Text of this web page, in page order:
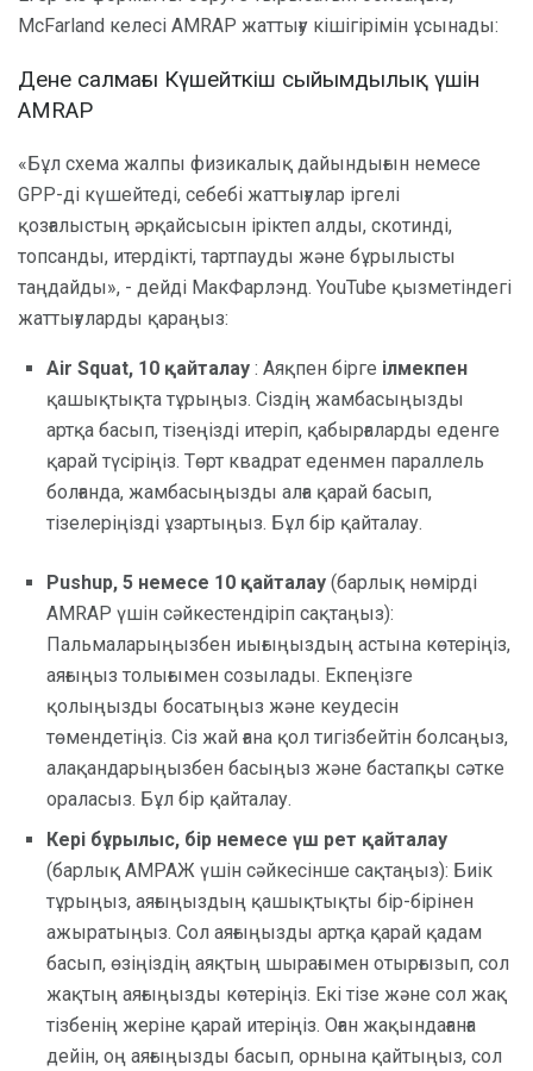
McFarland келесі AMRAP жаттығу кішігірімін ұсынады:
Дене салмағы Күшейткіш сыйымдылық үшін
AMRAP
«Бұл схема жалпы физикалық дайындығын немесе
GPP-ді күшейтеді, себебі жаттығулар іргелі
қозғалыстың әрқайсысын іріктеп алды, скотинді,
топсанды, итердікті, тартпауды және бұрылысты
таңдайды», - дейді МакФарлэнд. YouTube қызметіндегі
жаттығуларды қараңыз:
Air Squat, 10 қайталау : Аяқпен бірге ілмекпен
қашықтықта тұрыңыз. Сіздің жамбасыңызды
артқа басып, тізеңізді итеріп, қабырғаларды еденге
қарай түсіріңіз. Төрт квадрат еденмен параллель
болғанда, жамбасыңызды алға қарай басып,
тізелеріңізді ұзартыңыз. Бұл бір қайталау.
Pushup, 5 немесе 10 қайталау (барлық нөмірді
AMRAP үшін сәйкестендіріп сақтаңыз):
Пальмаларыңызбен иығыңыздың астына көтеріңіз,
аяғыңыз толығымен созылады. Екпеңізге
қолыңызды босатыңыз және кеудесін
төмендетіңіз. Сіз жай ғана қол тигізбейтін болсаңыз,
алақандарыңызбен басыңыз және бастапқы сәтке
ораласыз. Бұл бір қайталау.
Кері бұрылыс, бір немесе үш рет қайталау
(барлық АМРАЖ үшін сәйкесінше сақтаңыз): Биік
тұрыңыз, аяғыңыздың қашықтықты бір-бірінен
ажыратыңыз. Сол аяғыңызды артқа қарай қадам
басып, өзіңіздің аяқтың шырағымен отырғызып, сол
жақтың аяғыңызды көтеріңіз. Екі тізе және сол жақ
тізбенің жеріне қарай итеріңіз. Оған жақындағанға
дейін, оң аяғыңызды басып, орнына қайтыңыз, сол